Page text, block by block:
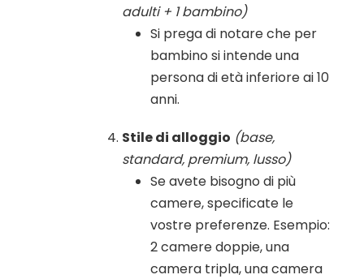
adulti + 1 bambino)
Si prega di notare che per
bambino si intende una
persona di età inferiore ai 10
anni.
Stile di alloggio (base,
standard, premium, lusso)
Se avete bisogno di più
camere, specificate le
vostre preferenze. Esempio:
2 camere doppie, una
camera tripla, una camera